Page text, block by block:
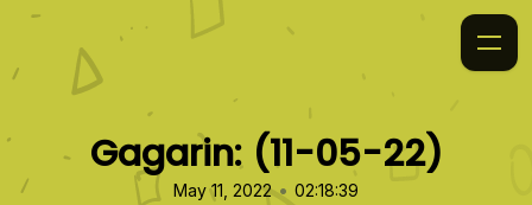
Gagarin: (11-05-22)
May 11, 2022 • 02:18:39